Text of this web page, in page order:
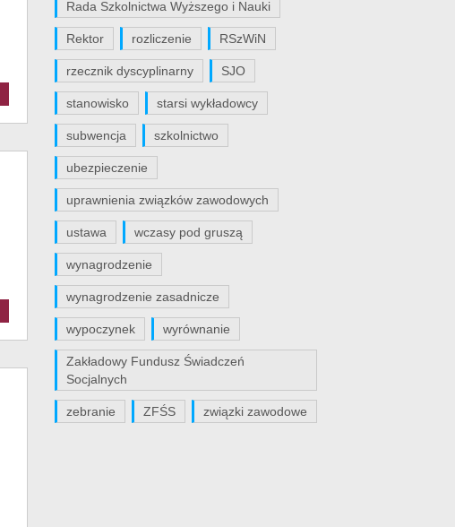
Rada Szkolnictwa Wyższego i Nauki
Rektor rozliczenie RSzWiN
rzecznik dyscyplinarny SJO
stanowisko starsi wykładowcy
subwencja szkolnictwo
ubezpieczenie
uprawnienia związków zawodowych
ustawa wczasy pod gruszą
wynagrodzenie
wynagrodzenie zasadnicze
wypoczynek wyrównanie
Zakładowy Fundusz Świadczeń
Socjalnych
zebranie ZFŚS związki zawodowe